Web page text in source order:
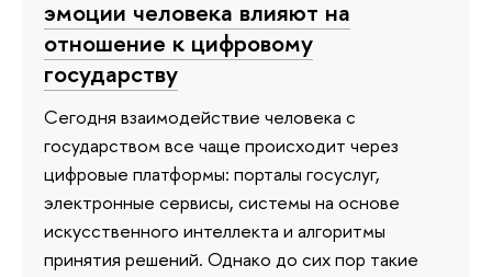
эмоции человека влияют на
отношение к цифровому
государству
Сегодня взаимодействие человека с
государством все чаще происходит через
цифровые платформы: порталы госуслуг,
электронные сервисы, системы на основе
искусственного интеллекта и алгоритмы
принятия решений. Однако до сих пор такие